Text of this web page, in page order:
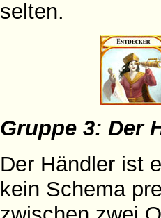
selten.
Gruppe 3: Der
Der Händler ist
kein Schema